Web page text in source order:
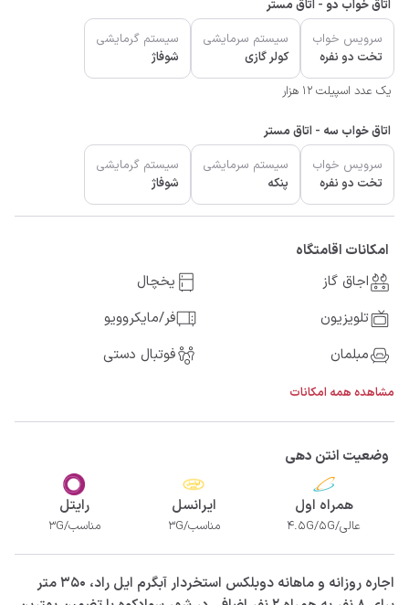
اتاق خواب دو - اتاق مستر
سرویس خواب
تخت دو نفره
سیستم سرمایشی
کولر گازی
سیستم گرمایشی
شوفاژ
یک عدد اسپیلت 12 هزار
اتاق خواب سه - اتاق مستر
سرویس خواب
تخت دو نفره
سیستم سرمایشی
پنکه
سیستم گرمایشی
شوفاژ
امکانات اقامتگاه
اجاق گاز
یخچال
تلویزیون
فر/مایکروویو
مبلمان
فوتبال دستی
مشاهده همه امکانات
وضعیت انتن دهی
همراه اول
عالی/4.5G/5G
ایرانسل
مناسب/3G
رایتل
مناسب/3G
‫‫اجاره روزانه و ماهانه دوبلکس استخردار آبگرم ایل راد، 350 متر